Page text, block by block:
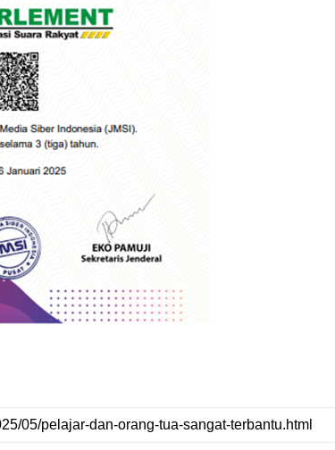
UNTUK BERSATU. "Tolak Kriminalisasi Jurnalis,